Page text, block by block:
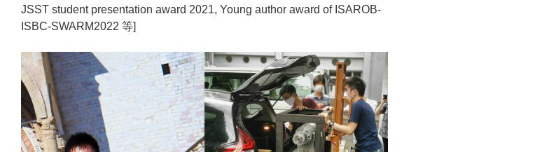
JSST student presentation award 2021, Young author award of ISAROB-
ISBC-SWARM2022 等]